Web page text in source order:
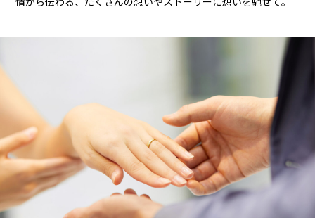
情から伝わる、たくさんの想いやストーリーに想いを馳せて。